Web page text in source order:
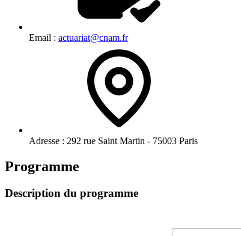
Email : actuariat@cnam.fr
Adresse : 292 rue Saint Martin - 75003 Paris
Programme
Description du programme